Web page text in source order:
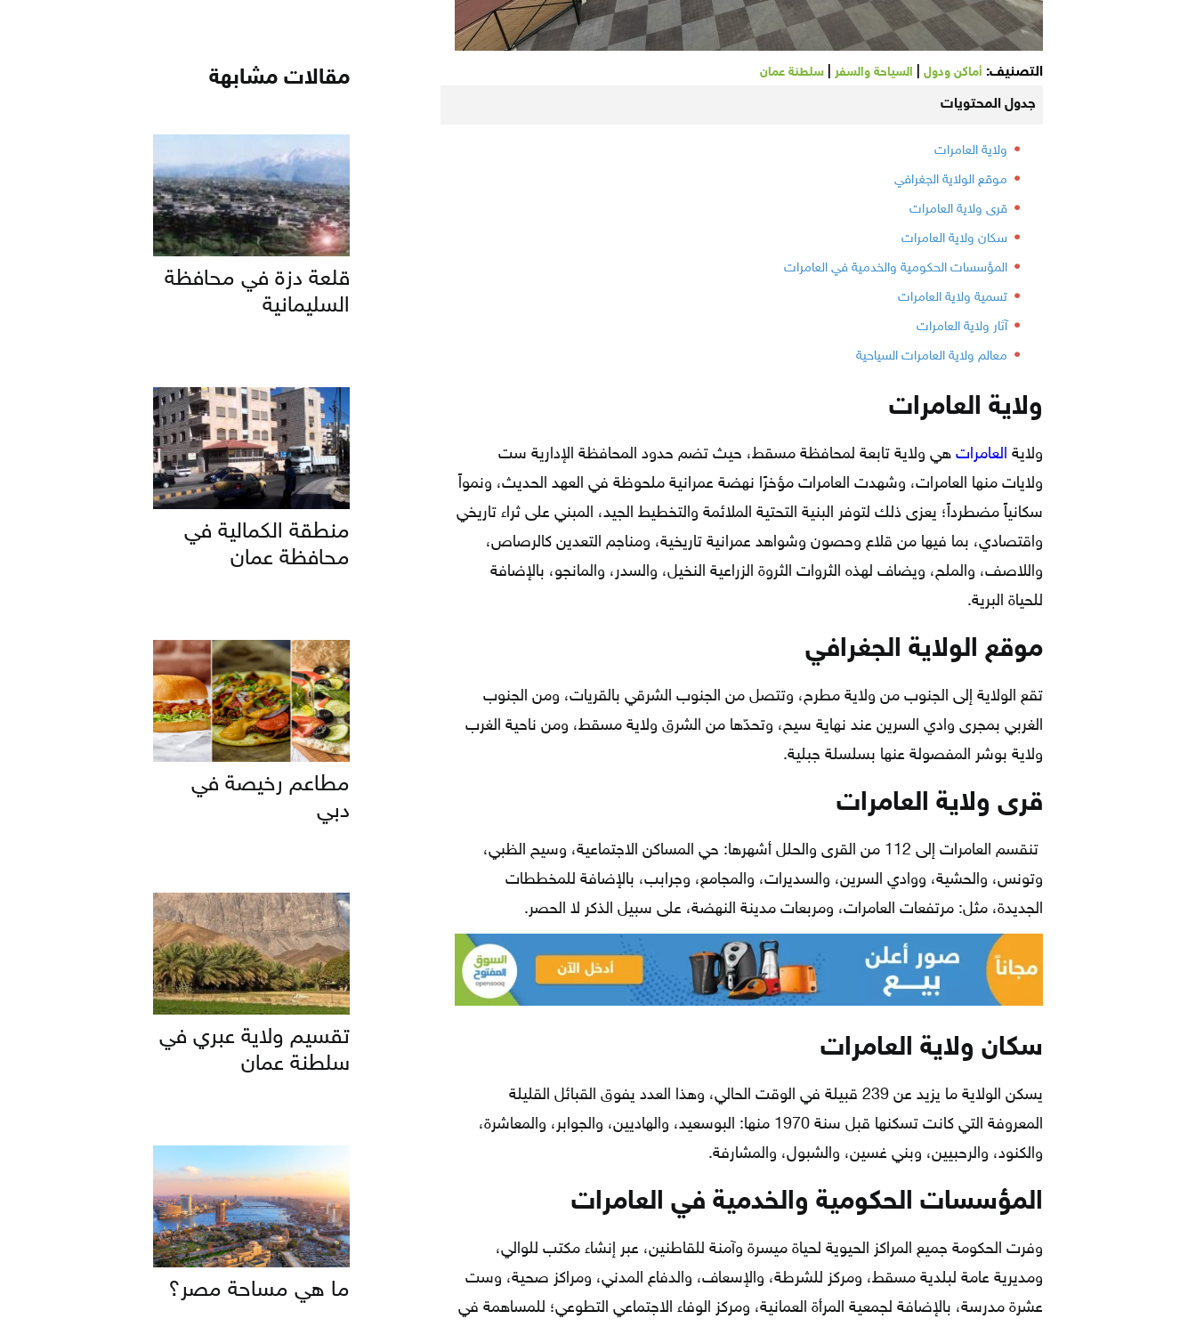
التصنيف: أماكن ودول السياحة والسفر سلطنة عمان
جدول المحتويات
ولاية العامرات
موقع الولاية الجغرافي
قرى ولاية العامرات
سكان ولاية العامرات
المؤسسات الحكومية والخدمية في العامرات
تسمية ولاية العامرات
آثار ولاية العامرات
معالم ولاية العامرات السياحية
ولاية العامرات
ولاية العامرات هي ولاية تابعة لمحافظة مسقط، حيث تضم حدود المحافظة الإدارية ست
ولايات منها العامرات، وشهدت العامرات مؤخرًا نهضة عمرانية ملحوظة في العهد الحديث، ونمواً
سكانياً مضطرداً؛ يعزى ذلك لتوفر البنية التحتية الملائمة والتخطيط الجيد، المبني على ثراء تاريخي
واقتصادي، بما فيها من قلاع وحصون وشواهد عمرانية تاريخية، ومناجم التعدين كالرصاص،
واللاصف، والملح، ويضاف لهذه الثروات الثروة الزراعية النخيل، والسدر، والمانجو، بالإضافة
للحياة البرية.
موقع الولاية الجغرافي
تقع الولاية إلى الجنوب من ولاية مطرح، وتتصل من الجنوب الشرقي بالقريات، ومن الجنوب
الغربي بمجرى وادي السرين عند نهاية سيح، وتحدّها من الشرق ولاية مسقط، ومن ناحية الغرب
ولاية بوشر المفصولة عنها بسلسلة جبلية.
قرى ولاية العامرات
تنقسم العامرات إلى 112 من القرى والحلل أشهرها: حي المساكن الاجتماعية، وسيح الظبي،
وتونس، والحشية، ووادي السرين، والسديرات، والمجامع، وجرابب، بالإضافة للمخططات
الجديدة، مثل: مرتفعات العامرات، ومربعات مدينة النهضة، على سبيل الذكر لا الحصر.
سكان ولاية العامرات
يسكن الولاية ما يزيد عن 239 قبيلة في الوقت الحالي، وهذا العدد يفوق القبائل القليلة
المعروفة التي كانت تسكنها قبل سنة 1970 منها: البوسعيد، والهاديين، والجوابر، والمعاشرة،
والكنود، والرحبيين، وبني غسين، والشبول، والمشارفة.
المؤسسات الحكومية والخدمية في العامرات
وفرت الحكومة جميع المراكز الحيوية لحياة ميسرة وآمنة للقاطنين، عبر إنشاء مكتب للوالي،
ومديرية عامة لبلدية مسقط، ومركز للشرطة، والإسعاف، والدفاع المدني، ومراكز صحية، وست
عشرة مدرسة، بالإضافة لجمعية المرأة العمانية، ومركز الوفاء الاجتماعي التطوعي؛ للمساهمة في
مقالات مشابهة
قلعة دزة في محافظة
السليمانية
منطقة الكمالية في
محافظة عمان
مطاعم رخيصة في
دبي
تقسيم ولاية عبري في
سلطنة عمان
ما هي مساحة مصر؟